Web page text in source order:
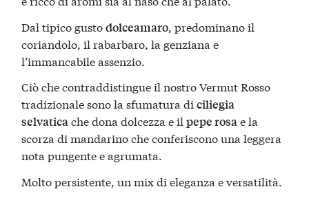
Dal tipico gustodolceamaro, predominano il
coriandolo, il rabarbaro, la genziana e
l’immancabile assenzio.
Ciò che contraddistingue il nostro Vermut Rosso
tradizionale sono la sfumatura diciliegia
selvaticache dona dolcezza e ilpepe rosae la
scorza di mandarino che conferiscono una leggera
nota pungente e agrumata.
Molto persistente, un mix di eleganza e versatilità.